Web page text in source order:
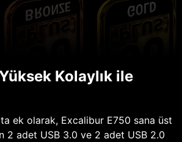
Kolaylık ile
ek olarak, Excalibur E750 sana üst
2 adet USB 3.0 ve 2 adet USB 2.0